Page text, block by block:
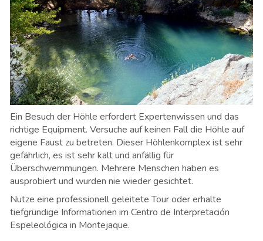
Ein Besuch der Höhle erfordert Expertenwissen und das
richtige Equipment. Versuche auf keinen Fall die Höhle auf
eigene Faust zu betreten. Dieser Höhlenkomplex ist sehr
gefährlich, es ist sehr kalt und anfällig für
Überschwemmungen. Mehrere Menschen haben es
ausprobiert und wurden nie wieder gesichtet.
Nutze eine professionell geleitete Tour oder erhalte
tiefgründige Informationen im Centro de Interpretación
Espeleológica in Montejaque.